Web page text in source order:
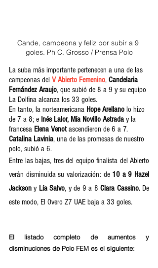
Cande, campeona y feliz por subir a 9
goles. Ph C. Grosso / Prensa Polo
La suba más importante pertenecen a una de las
campeonas del V Abierto Femenino, Candelaria
Fernández Araujo, que subió de 8 a 9 y su equipo
La Dolfina alcanza los 33 goles.
En tanto, la norteamericana Hope Arellano lo hizo
de 7 a 8; e Inés Lalor, Mía Novillo Astrada y la
francesa Elena Venot ascendieron de 6 a 7.
Catalina Lavinia, una de las promesas de nuestro
polo, subió a 6.
Entre las bajas, tres del equipo finalista del Abierto
verán disminuida su valorización: de 10 a 9 Hazel
Jackson y Lía Salvo, y de 9 a 8 Clara Cassino. De
este modo, El Overo Z7 UAE baja a 33 goles.
El listado completo de aumentos y
disminuciones de Polo FEM es el siguiente: